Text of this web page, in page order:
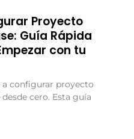
Proyecto
Guía Rápida
con tu
a configurar proyecto
desde cero. Esta guía